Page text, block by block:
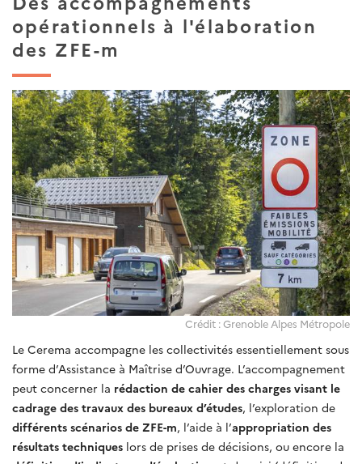
opérationnels à l'élaboration
des ZFE-m
Crédit : Grenoble Alpes Métropole
Le Cerema accompagne les collectivités essentiellement sous
forme d’Assistance à Maîtrise d’Ouvrage. L’accompagnement
peut concerner la rédaction de cahier des charges visant le
cadrage des travaux des bureaux d’études, l’exploration de
différents scénarios de ZFE-m, l’aide à l’appropriation des
résultats techniques lors de prises de décisions, ou encore la